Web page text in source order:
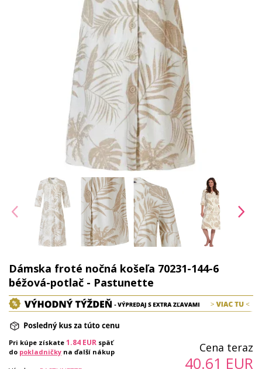
Dámska froté nočná košeľa 70231-144-6
béžová-potlač - Pastunette
Pri kúpe získate 1.84 EUR späť
do pokladničky na ďalší nákup Cena teraz
40.61 EUR